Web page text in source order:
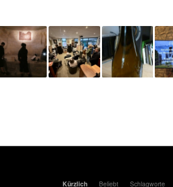
Kürzlich Beliebt Schlagworte